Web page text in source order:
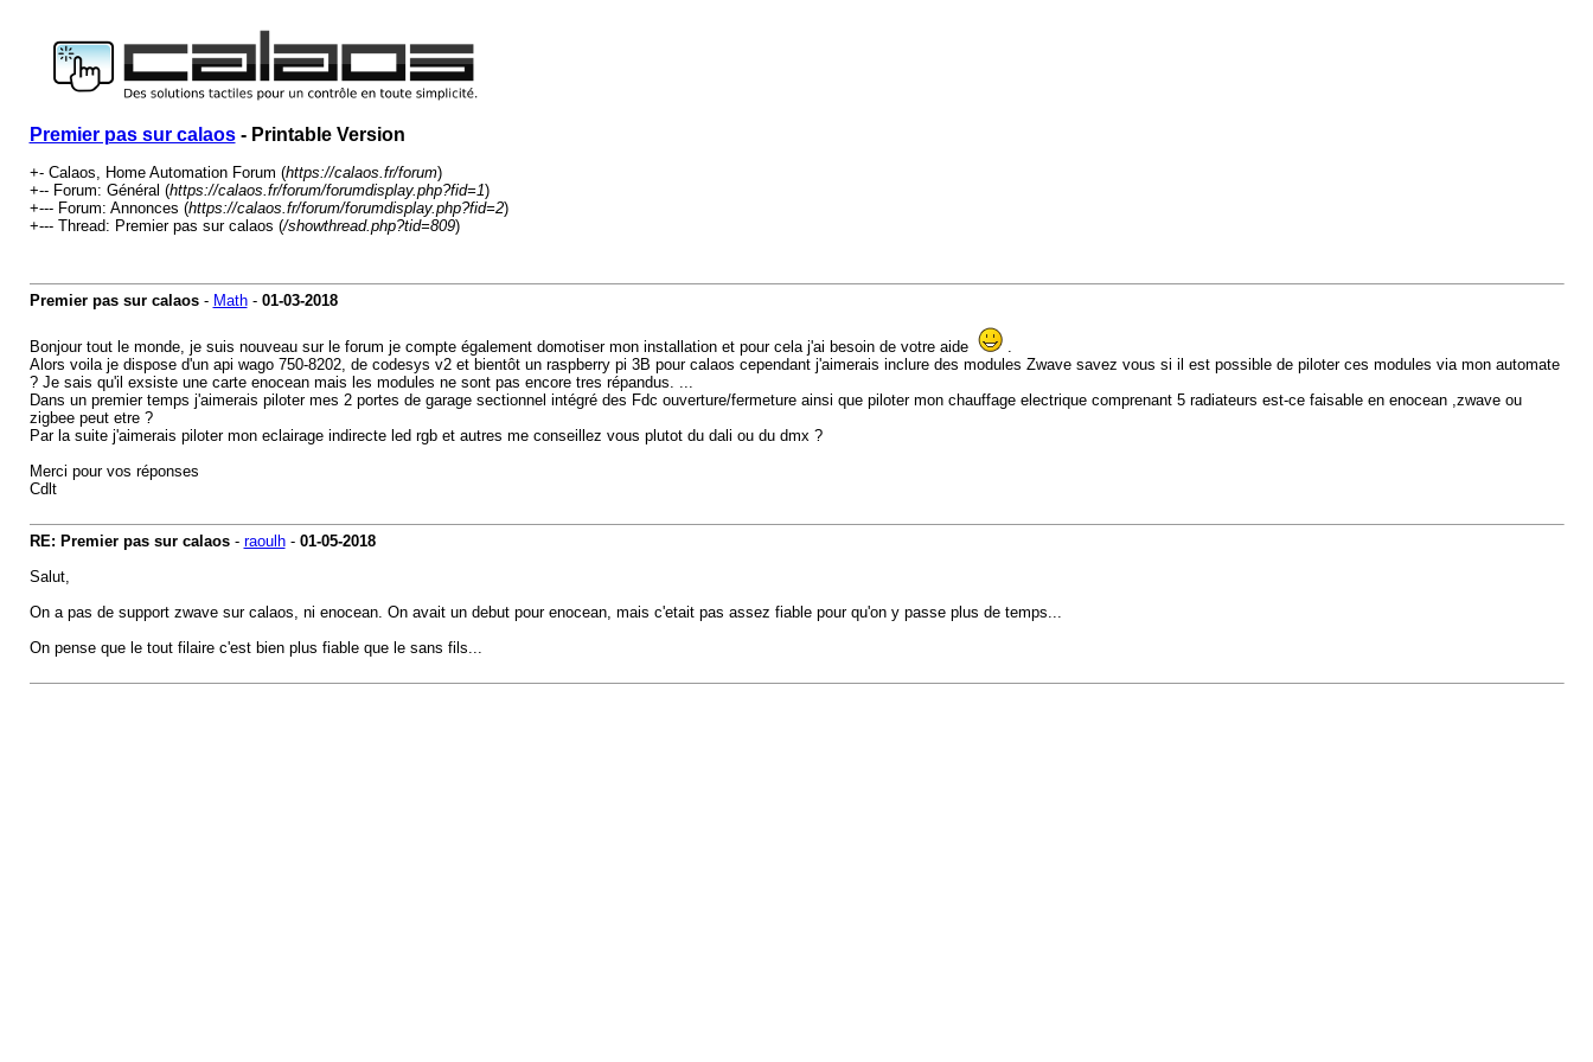
Premier pas sur calaos- Printable Version
+- Calaos, Home Automation Forum (https://calaos.fr/forum)
+-- Forum: Général (https://calaos.fr/forum/forumdisplay.php?fid=1)
+--- Forum: Annonces (https://calaos.fr/forum/forumdisplay.php?fid=2)
+--- Thread: Premier pas sur calaos (/showthread.php?tid=809)
Premier pas sur calaos- Math- 01-03-2018
Bonjour tout le monde, je suis nouveau sur le forum je compte également domotiser mon installation et pour cela j'ai besoin de votre aide
.
Alors voila je dispose d'un api wago 750-8202, de codesys v2 et bientôt un raspberry pi 3B pour calaos cependant j'aimerais inclure des modules Zwave savez vous si il est possible de piloter ces modules via mon automate
? Je sais qu'il exsiste une carte enocean mais les modules ne sont pas encore tres répandus. ...
Dans un premier temps j'aimerais piloter mes 2 portes de garage sectionnel intégré des Fdc ouverture/fermeture ainsi que piloter mon chauffage electrique comprenant 5 radiateurs est-ce faisable en enocean ,zwave ou
zigbee peut etre ?
Par la suite j'aimerais piloter mon eclairage indirecte led rgb et autres me conseillez vous plutot du dali ou du dmx ?
Merci pour vos réponses
Cdlt
RE: Premier pas sur calaos- raoulh- 01-05-2018
Salut,
On a pas de support zwave sur calaos, ni enocean. On avait un debut pour enocean, mais c'etait pas assez fiable pour qu'on y passe plus de temps...
On pense que le tout filaire c'est bien plus fiable que le sans fils...